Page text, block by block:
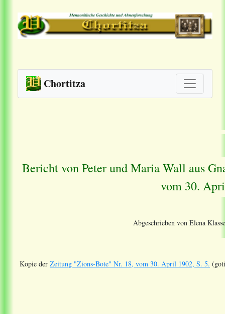
Chortitza
Bericht von Peter und Maria Wall aus
vom 30.
Abgeschrieben von Elena
Kopie der Zeitung "Zions-Bote" Nr. 18, vom 30. April 1902, S. 5.